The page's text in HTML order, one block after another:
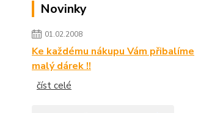
Novinky
01.02.2008
Ke každému nákupu Vám přibalíme
malý dárek !!
číst celé